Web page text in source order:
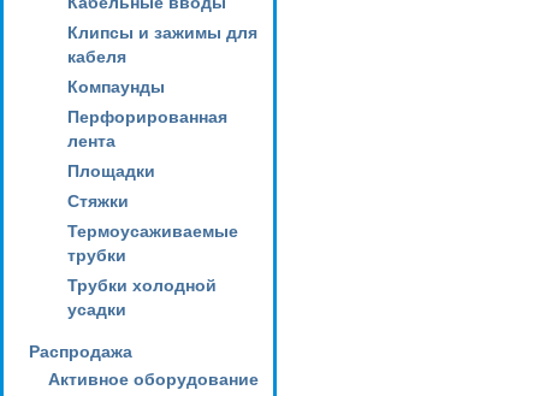
Клипсы и зажимы для
кабеля
Компаунды
Перфорированная
лента
Площадки
Стяжки
Термоусаживаемые
трубки
Трубки холодной
усадки
Распродажа
Активное оборудование